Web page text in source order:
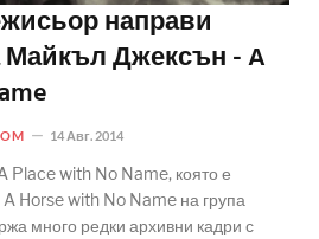
направи
Майкъл Джексън - A
14 Авг. 2014
Place with No Name, която е
Horse with No Name на група
много редки архивни кадри с